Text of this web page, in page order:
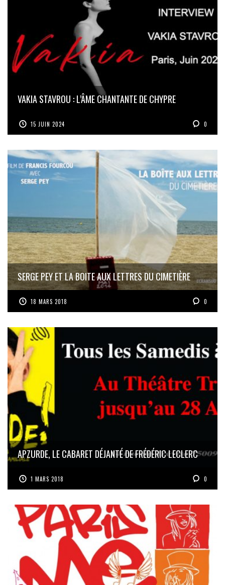
VAKIA STAVROU : L’ÂME CHANTANTE DE CHYPRE
15 JUIN 2024 0
SERGE PEY ET LA BOITE AUX LETTRES DU CIMETIÈRE
18 MARS 2018 0
APZURDE, LE CABARET DÉJANTÉ DE FRÉDÉRIC LECLERC
1 MARS 2018 0